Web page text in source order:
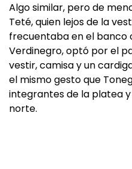
Algo similar, pero de
Teté, quien lejos de la
frecuentaba en el banco
Verdinegro, optó por el
vestir, camisa y un
el mismo gesto que
integrantes de la platea
norte.